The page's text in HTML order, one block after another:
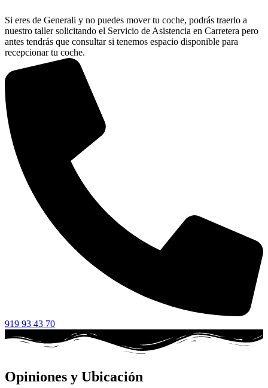
Si eres de Generali y no puedes mover tu coche, podrás traerlo a
nuestro taller solicitando el Servicio de Asistencia en Carretera pero
antes tendrás que consultar si tenemos espacio disponible para
recepcionar tu coche.
919 93 43 70
Opiniones y Ubicación